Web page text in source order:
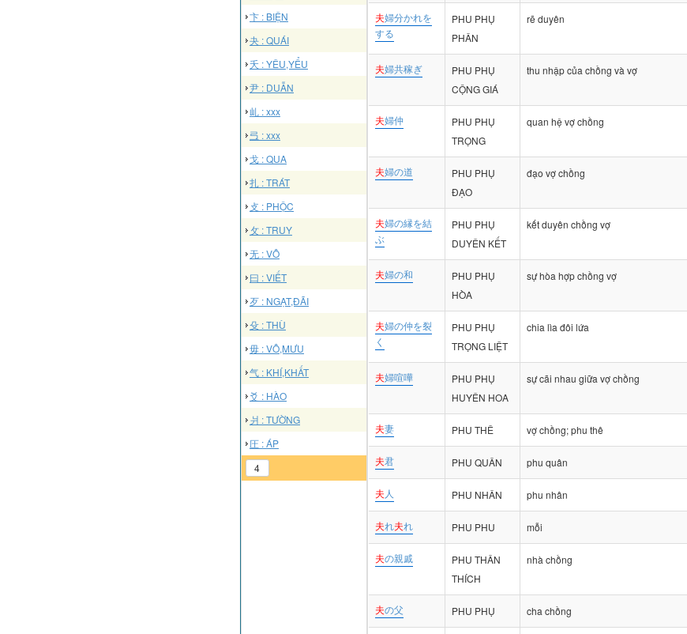
卞 : BIỆN
夬 : QUÁI
夭 : YÊU,YỂU
尹 : DUẪN
乢 : xxx
弖 : xxx
戈 : QUA
扎 : TRÁT
攴 : PHỘC
攵 : TRUY
无 : VÔ
曰 : VIẾT
歹 : NGẠT,ĐÃI
殳 : THÙ
毋 : VÔ,MƯU
气 : KHÍ,KHẤT
爻 : HÀO
爿 : TƯỜNG
圧 : ÁP
4
夫婦分かれを
する
PHU PHỤ
PHÂN
rẽ duyên
夫婦共稼ぎ
PHU PHỤ
CỘNG GIÁ
thu nhập của chồng và vợ
夫婦仲
PHU PHỤ
TRỌNG
quan hệ vợ chồng
夫婦の道
PHU PHỤ
ĐẠO
đạo vợ chồng
夫婦の縁を結
ぶ
PHU PHỤ
DUYÊN KẾT
kết duyên chồng vợ
夫婦の和
PHU PHỤ
HÒA
sự hòa hợp chồng vợ
夫婦の仲を裂
く
PHU PHỤ
TRỌNG LIỆT
chia lìa đôi lứa
夫婦喧嘩
PHU PHỤ
HUYÊN HOA
sự cãi nhau giữa vợ chồng
夫妻 PHU THÊ vợ chồng; phu thê
夫君 PHU QUÂN phu quân
夫 人 PHU NHÂN phu nhân
夫れ夫れ PHU PHU mỗi
夫の親戚
PHU THÂN
THÍCH
nhà chồng
夫の父 PHU PHỤ cha chồng